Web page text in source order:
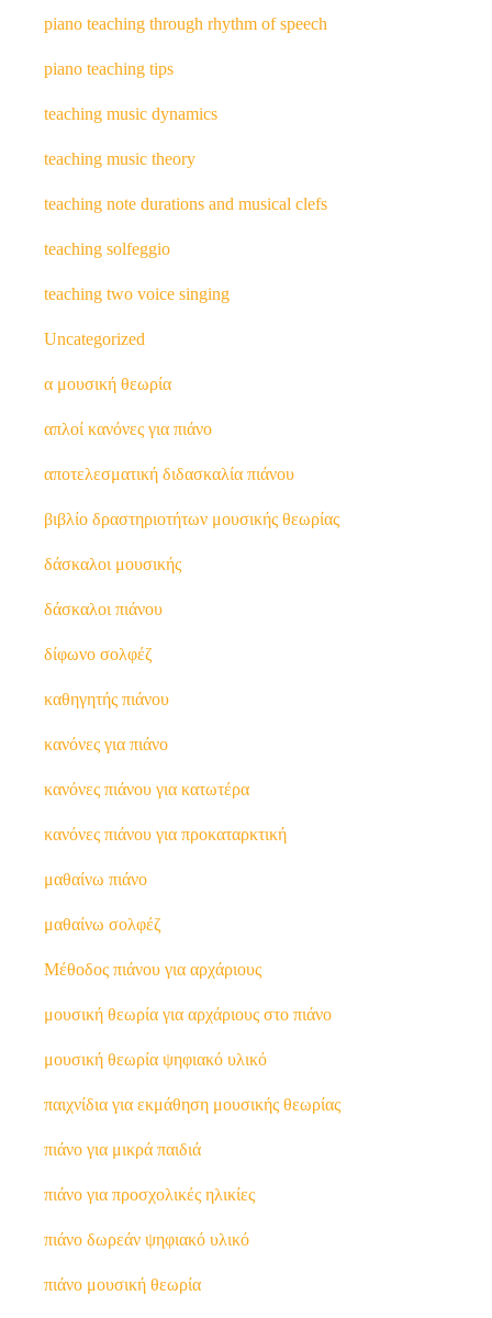
piano teaching through rhythm of speech
piano teaching tips
teaching music dynamics
teaching music theory
teaching note durations and musical clefs
teaching solfeggio
teaching two voice singing
Uncategorized
α μουσική θεωρία
απλοί κανόνες για πιάνο
αποτελεσματική διδασκαλία πιάνου
βιβλίο δραστηριοτήτων μουσικής θεωρίας
δάσκαλοι μουσικής
δάσκαλοι πιάνου
δίφωνο σολφέζ
καθηγητής πιάνου
κανόνες για πιάνο
κανόνες πιάνου για κατωτέρα
κανόνες πιάνου για προκαταρκτική
μαθαίνω πιάνο
μαθαίνω σολφέζ
Μέθοδος πιάνου για αρχάριους
μουσική θεωρία για αρχάριους στο πιάνο
μουσική θεωρία ψηφιακό υλικό
παιχνίδια για εκμάθηση μουσικής θεωρίας
πιάνο για μικρά παιδιά
πιάνο για προσχολικές ηλικίες
πιάνο δωρεάν ψηφιακό υλικό
πιάνο μουσική θεωρία